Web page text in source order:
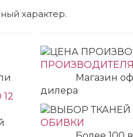
характер.
ПРОИЗВОДИТЕЛЯ
Магазин
дилера
ОБИВКИ